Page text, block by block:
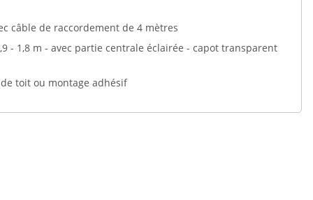
câble de raccordement de 4 mètres
- 1,8 m - avec partie centrale éclairée - capot transparent
toit ou montage adhésif